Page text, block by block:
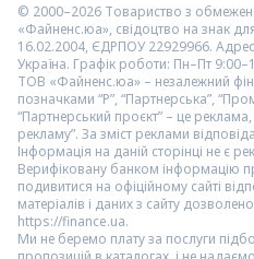
© 2000–2026 Товариство з
«Файненс.юа», свідоцтво на знак
16.02.2004, ЄДРПОУ 22929966.
Україна. Графік роботи: Пн–Пт
ТОВ «Файненс.юа» – незалежний
позначками “Р”, “Партнерська”,
“Партнерський проєкт” – це
рекламу”. За зміст реклами
Інформація на даній сторінці не є
Верифіковану банком інформацію
подивитися на офіційному сайті
матеріалів і даних з сайту
https://finance.ua.
Ми не беремо плату за послуги